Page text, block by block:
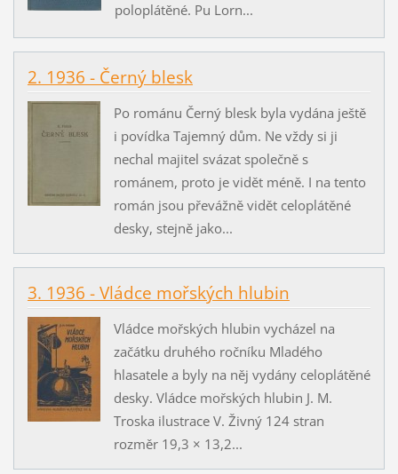
poloplátěné. Pu Lorn...
2. 1936 - Černý blesk
Po románu Černý blesk byla vydána ještě
i povídka Tajemný dům. Ne vždy si ji
nechal majitel svázat společně s
románem, proto je vidět méně. I na tento
román jsou převážně vidět celoplátěné
desky, stejně jako...
3. 1936 - Vládce mořských hlubin
Vládce mořských hlubin vycházel na
začátku druhého ročníku Mladého
hlasatele a byly na něj vydány celoplátěné
desky. Vládce mořských hlubin J. M.
Troska ilustrace V. Živný 124 stran
rozměr 19,3 × 13,2...